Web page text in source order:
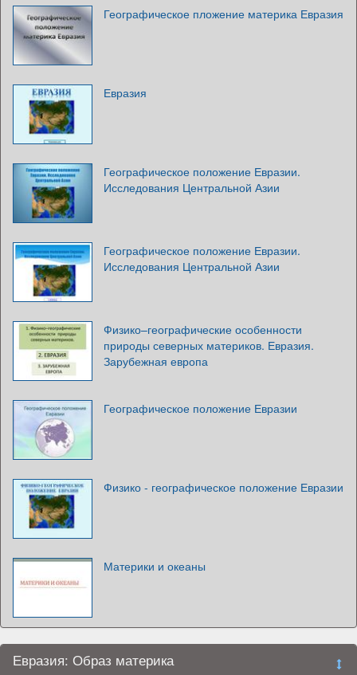
Географическое пложение материка Евразия
Евразия
Географическое положение Евразии.
Исследования Центральной Азии
Географическое положение Евразии.
Исследования Центральной Азии
Физико–географические особенности
природы северных материков. Евразия.
Зарубежная европа
Географическое положение Евразии
Физико - географическое положение Евразии
Материки и океаны
Евразия: Образ материка